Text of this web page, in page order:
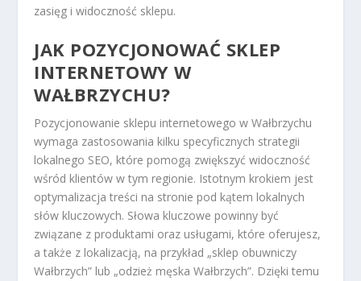
zasięg i widoczność sklepu.
JAK POZYCJONOWAĆ SKLEP
INTERNETOWY W
WAŁBRZYCHU?
Pozycjonowanie sklepu internetowego w Wałbrzychu
wymaga zastosowania kilku specyficznych strategii
lokalnego SEO, które pomogą zwiększyć widoczność
wśród klientów w tym regionie. Istotnym krokiem jest
optymalizacja treści na stronie pod kątem lokalnych
słów kluczowych. Słowa kluczowe powinny być
związane z produktami oraz usługami, które oferujesz,
a także z lokalizacją, na przykład „sklep obuwniczy
Wałbrzych” lub „odzież męska Wałbrzych”. Dzięki temu